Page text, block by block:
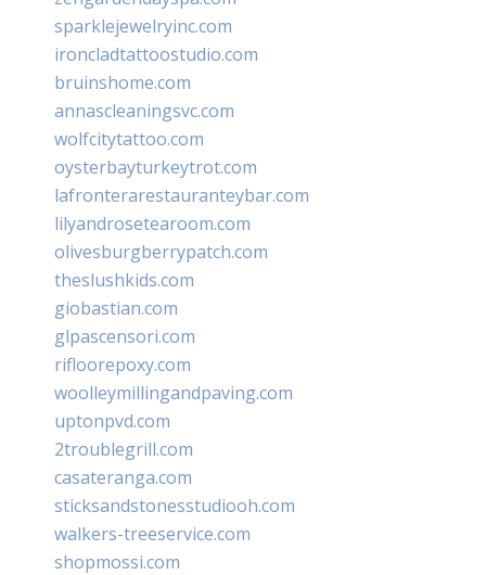
sparklejewelryinc.com
ironcladtattoostudio.com
bruinshome.com
annascleaningsvc.com
wolfcitytattoo.com
oysterbayturkeytrot.com
lafronterarestauranteybar.com
lilyandrosetearoom.com
olivesburgberrypatch.com
theslushkids.com
giobastian.com
glpascensori.com
rifloorepoxy.com
woolleymillingandpaving.com
uptonpvd.com
2troublegrill.com
casateranga.com
sticksandstonesstudiooh.com
walkers-treeservice.com
shopmossi.com